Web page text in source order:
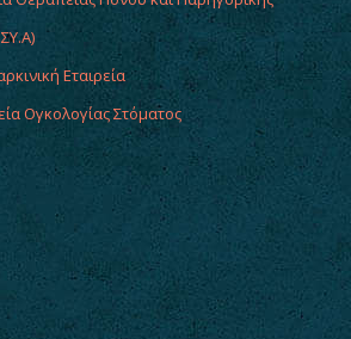
Εταιρεία
Ογκολογίας Στόματος